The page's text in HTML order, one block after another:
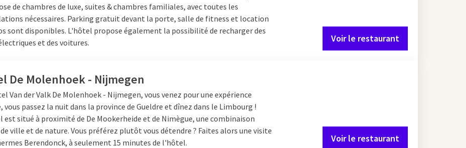
Van der Valk Hotel Nijmegen - Lentpropose une sélection étonnamment large avec, entre
des soupes, des salades et des plats chauds. Pendant le déjeuner, vous profitez à volonté
fruits.
importants,
de buffet. Idéal pour les fêtes, les réunions d'affaires ou les sorties en famille. Ainsi, il y a
à volonté adaptée dans la région de Nimègue.
der Valk Nijmegen
bon brunch à Nimègue, sont au bon endroit chez Van der Valk. Le
de chambres de luxe, suites & chambres familiales, avec toutes les
nécessaires. Parking gratuit devant la porte, salle de fitness et location
sont disponibles. L'hôtel propose également la possibilité de recharger des
et des voitures.
Voir le restaurant
De Molenhoek - Nijmegen
Van der Valk De Molenhoek - Nijmegen, vous venez pour une expérience
vous passez la nuit dans la province de Gueldre et dînez dans le Limbourg !
est situé à proximité de De Mookerheide et de Nimègue, une combinaison
ville et de nature. Vous préférez plutôt vous détendre ? Faites alors une visite
Berendonck, à seulement 15 minutes de l'hôtel.
Voir le restaurant